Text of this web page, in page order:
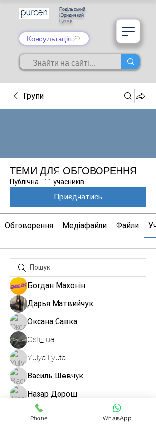
Подільський
Юридичний
Центр
Консультація
Групи
ТЕМИ ДЛЯ ОБГОВОРЕННЯ
Публічна · 11 учасників
Приєднатись
Обговорення Медіафайли Файли
Богдан Махонін
Дарья Матвийчук
Оксана Савка
Osti_ ua
Yulya Lyuta
Василь Шевчук
Назар Дорош
Юридичний центр
Phone WhatsApp